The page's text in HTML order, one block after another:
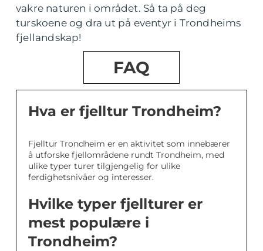
vakre naturen i området. Så ta på deg
turskoene og dra ut på eventyr i Trondheims
fjellandskap!
FAQ
Hva er fjelltur Trondheim?
Fjelltur Trondheim er en aktivitet som innebærer
å utforske fjellområdene rundt Trondheim, med
ulike typer turer tilgjengelig for ulike
ferdighetsnivåer og interesser.
Hvilke typer fjellturer er
mest populære i
Trondheim?